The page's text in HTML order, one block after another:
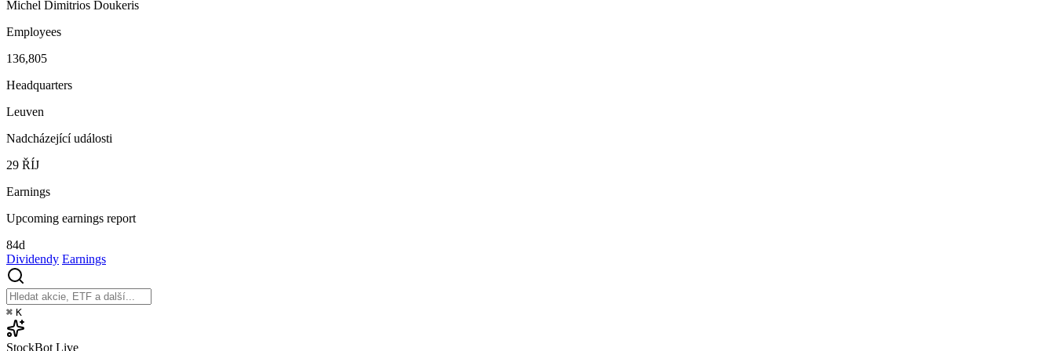
Michel Dimitrios Doukeris
Employees
136,805
Headquarters
Leuven
Nadcházející události
29 ŘÍJ
Earnings
Upcoming earnings report
84d
Dividendy Earnings
⌘ K
StockBot Live